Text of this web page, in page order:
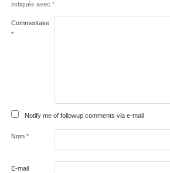
indiqués avec *
Commentaire
*
Notify me of followup comments via e-mail
Nom *
E-mail